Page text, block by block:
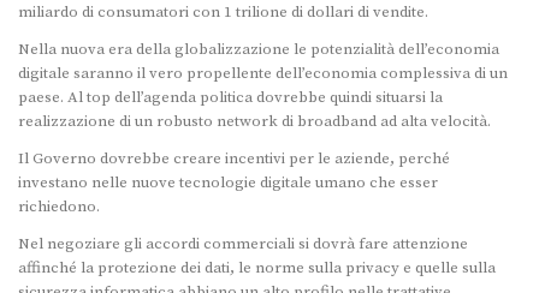
miliardo di consumatori con 1 trilione di dollari di vendite.
Nella nuova era della globalizzazione le potenzialità dell’economia
digitale saranno il vero propellente dell’economia complessiva di un
paese. Al top dell’agenda politica dovrebbe quindi situarsi la
realizzazione di un robusto network di broadband ad alta velocità.
Il Governo dovrebbe creare incentivi per le aziende, perché
investano nelle nuove tecnologie digitale umano che esser
richiedono.
Nel negoziare gli accordi commerciali si dovrà fare attenzione
affinché la protezione dei dati, le norme sulla privacy e quelle sulla